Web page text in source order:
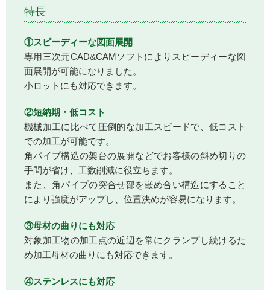
特長
①スピーディーな図面展開
専用三次元CAD&CAMソフトによりスピーディーな図
面展開が可能になりました。
小ロットにも対応できます。
②短納期・低コスト
機械加工に比べて圧倒的な加工スピードで、低コスト
での加工が可能です。
角パイプ構造の架台の展開などでお客様の斜め切りの
手間が省け、工数削減に役立ちます。
また、角パイプの突合せ部を嵌め合い構造にすること
により強度がアップし、位置決めが容易になります。
③母材の曲りにも対応
対象加工物の加工点の近辺を常にクランプし続けるた
め加工母材の曲りにも対応できます。
④ステンレスにも対応